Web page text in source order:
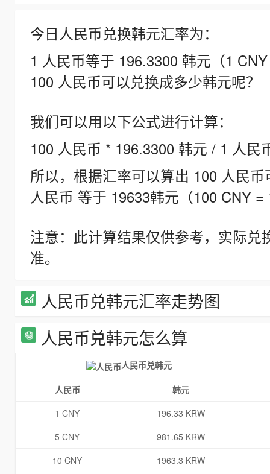
今日人民币兑换韩元汇率为：
1 人民币等于 196.3300 韩元（1
100 人民币可以兑换成多少韩元呢？
我们可以用以下公式进行计算：
100 人民币 * 196.3300 韩元 / 1 人民
所以，根据汇率可以算出 100 人民
人民币 等于 19633韩元（100 CNY =
注意：此计算结果仅供参考，实际
准。
人民币兑韩元汇率走势图
人民币兑韩元怎么算
人民币兑韩元
人民币
韩元
1 CNY
196.33 KRW
5 CNY
981.65 KRW
10 CNY
1963.3 KRW